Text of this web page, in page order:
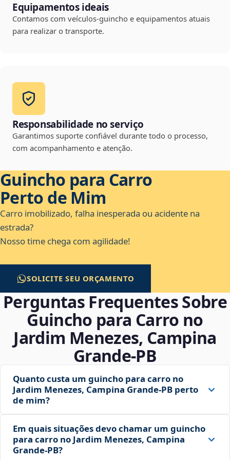
Equipamentos ideais
Contamos com veículos-guincho e equipamentos atuais
para realizar o transporte.
Responsabilidade no serviço
Garantimos suporte confiável durante todo o processo,
com acompanhamento e atenção.
Guincho para Carro
Perto de Mim
Carro imobilizado, falha inesperada ou acidente na
estrada?
Nosso time chega com agilidade!
SOLICITE SEU ORÇAMENTO
Perguntas Frequentes Sobre
Guincho para Carro no
Jardim Menezes, Campina
Grande‑PB
Quanto custa um guincho para carro no
Jardim Menezes, Campina Grande‑PB perto
de mim?
Em quais situações devo chamar um guincho
para carro no Jardim Menezes, Campina
Grande‑PB?